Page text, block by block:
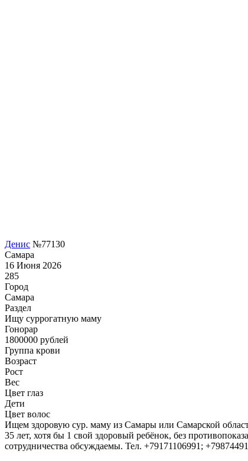
Денис №77130
Самара
16 Июня 2026
285
Город
Самара
Раздел
Ищу суррогатную маму
Гонoрар
1800000 рублей
Группа крови
Возраст
Рост
Вес
Цвет глаз
Дети
Цвет волос
Ищем здоровую сур. маму из Самары или Самарской
35 лет, хотя бы 1 свой здоровый ребёнок, без
сотрудничества обсуждаемы. Тел. +79171106991;